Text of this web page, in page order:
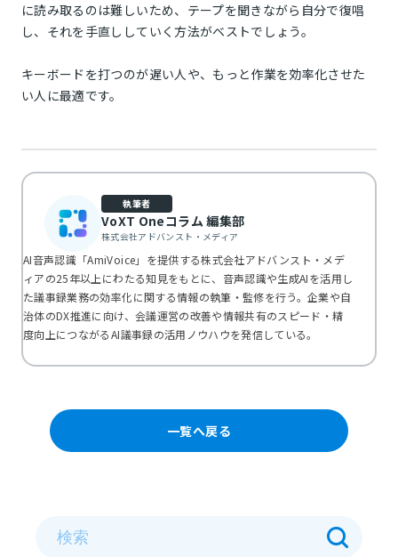
に読み取るのは難しいため、テープを聞きながら自分で復唱
し、それを手直ししていく方法がベストでしょう。
キーボードを打つのが遅い人や、もっと作業を効率化させた
い人に最適です。
執筆者
VoXT Oneコラム 編集部
株式会社アドバンスト・メディア
AI音声認識「AmiVoice」を提供する株式会社アドバンスト・メデ
ィアの25年以上にわたる知見をもとに、音声認識や生成AIを活用し
た議事録業務の効率化に関する情報の執筆・監修を行う。企業や自
治体のDX推進に向け、会議運営の改善や情報共有のスピード・精
度向上につながるAI議事録の活用ノウハウを発信している。
一覧へ戻る